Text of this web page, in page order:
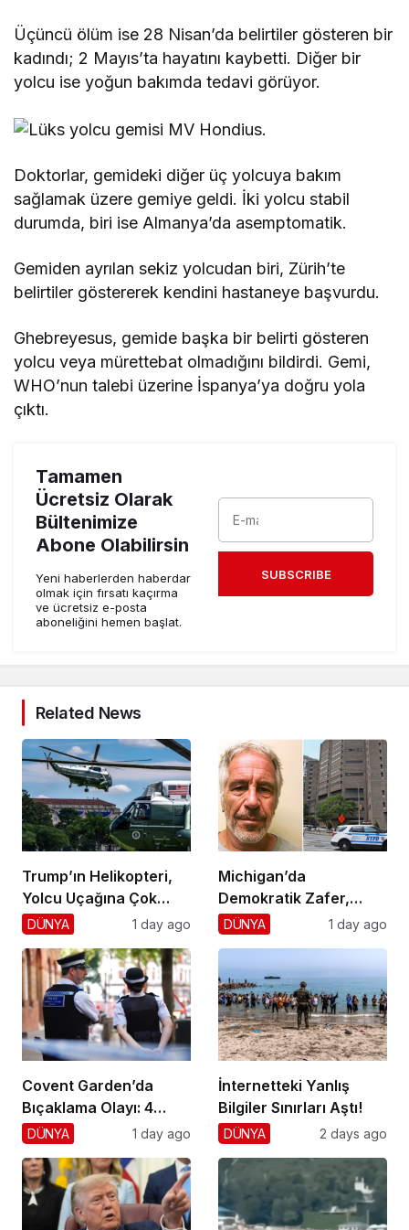
Üçüncü ölüm ise 28 Nisan’da belirtiler gösteren bir
kadındı; 2 Mayıs’ta hayatını kaybetti. Diğer bir
yolcu ise yoğun bakımda tedavi görüyor.
Doktorlar, gemideki diğer üç yolcuya bakım
sağlamak üzere gemiye geldi. İki yolcu stabil
durumda, biri ise Almanya’da asemptomatik.
Gemiden ayrılan sekiz yolcudan biri, Zürih’te
belirtiler göstererek kendini hastaneye başvurdu.
Ghebreyesus, gemide başka bir belirti gösteren
yolcu veya mürettebat olmadığını bildirdi. Gemi,
WHO’nun talebi üzerine İspanya’ya doğru yola
çıktı.
Tamamen
Ücretsiz Olarak
Bültenimize
Abone Olabilirsin
Yeni haberlerden haberdar
olmak için fırsatı kaçırma
ve ücretsiz e-posta
aboneliğini hemen başlat.
SUBSCRIBE
Related News
Trump’ın Helikopteri,
Yolcu Uçağına Çok
Yaklaştı!
DÜNYA 1 day ago
Michigan’da
Demokratik Zafer,
Cumhuriyetçilere
DÜNYA 1 day ago
Covent Garden’da
Bıçaklama Olayı: 4
Yaralı, 1 Gözaltı
DÜNYA 1 day ago
İnternetteki Yanlış
Bilgiler Sınırları Aştı!
DÜNYA 2 days ago